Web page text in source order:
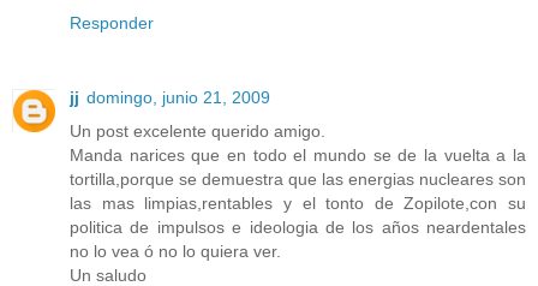
Responder
jj domingo, junio 21, 2009
Un post excelente querido amigo.
Manda narices que en todo el mundo se de la vuelta a la
tortilla,porque se demuestra que las energias nucleares son
las mas limpias,rentables y el tonto de Zopilote,con su
politica de impulsos e ideologia de los años neardentales
no lo vea ó no lo quiera ver.
Un saludo